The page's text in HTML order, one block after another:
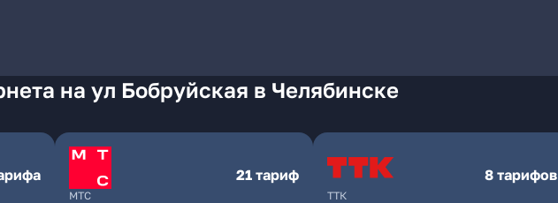
на ул Бобруйская в Челябинске
МТС
21 тариф
ТТК
8 тарифов